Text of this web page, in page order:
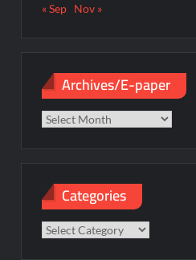
« Sep Nov »
Archives/E-paper
Categories
Categories